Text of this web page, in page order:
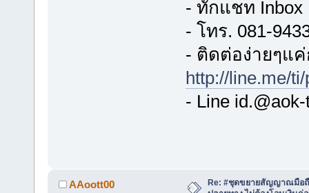
- ทักแชท Inbox
- โทร. 081-
- ติดต่อง่ายๆแ
http://line.me/
- Line
AAoott00
Re: #ชุดขยายสัญญาณมือถื